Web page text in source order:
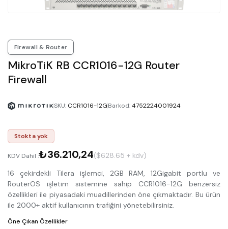
Firewall & Router
MikroTiK RB CCR1016-12G Router
Firewall
SKU: CCR1016-12GBarkod:4752224001924
Stokta yok
KDV Dahil :₺36.210,24($628.65 + kdv)
16 çekirdekli Tilera işlemci, 2GB RAM, 12Gigabit portlu ve
RouterOS işletim sistemine sahip CCR1016-12G benzersiz
özellikleri ile piyasadaki muadillerinden öne çıkmaktadır. Bu ürün
ile 2000+ aktif kullanıcının trafiğini yönetebilirsiniz.
Öne Çıkan Özellikler